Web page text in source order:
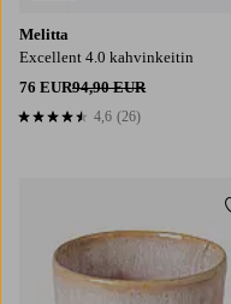
Melitta
Excellent 4.0 kahvinkeitin
76 EUR94,90 EUR
4,6 perustuen 26 arvosanaan
4,6 (26)